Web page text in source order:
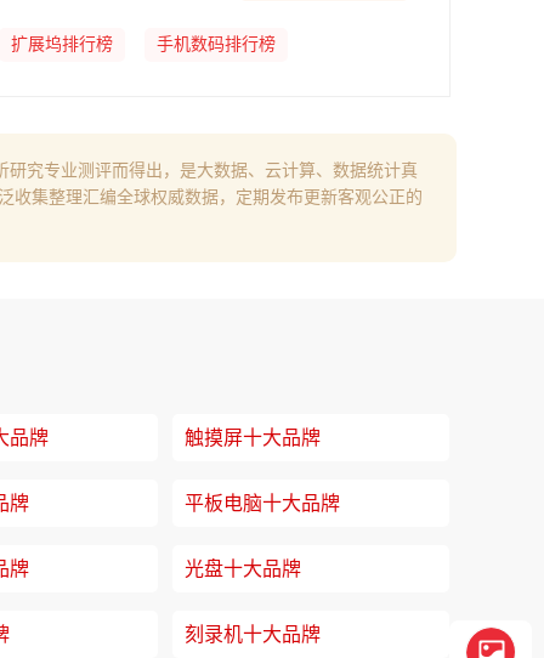
扩展坞排行榜 手机数码排行榜
究专业测评而得出，是大数据、云计算、数据统计真
收集整理汇编全球权威数据，定期发布更新客观公正的
品牌 触摸屏十大品牌
牌 平板电脑十大品牌
牌 光盘十大品牌
刻录机十大品牌